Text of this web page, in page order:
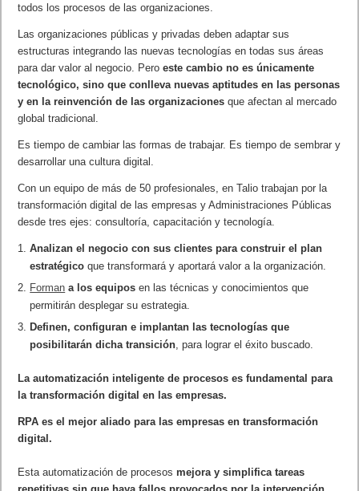
todos los procesos de las organizaciones.
Las organizaciones públicas y privadas deben adaptar sus
estructuras integrando las nuevas tecnologías en todas sus áreas
para dar valor al negocio. Peroeste cambio no es únicamente
tecnológico, sino que conlleva nuevas aptitudes en las personas
y en la reinvención de las organizaciones que afectan al mercado
global tradicional.
Es tiempo de cambiar las formas de trabajar. Es tiempo de sembrar y
desarrollar una cultura digital.
Con un equipo de más de 50 profesionales, en Talio trabajan por la
transformación digital de las empresas y Administraciones Públicas
desde tres ejes: consultoría, capacitación y tecnología.
Analizan el negocio con sus clientes para construir el plan
estratégico que transformará y aportará valor a la organización.
Forman a los equipos en las técnicas y conocimientos que
permitirán desplegar su estrategia.
Definen, configuran e implantan las tecnologías que
posibilitarán dicha transición , para lograr el éxito buscado.
La automatización inteligente de procesos es fundamental para
la transformación digital en las empresas.
RPA es el mejor aliado para las empresas en transformación
digital.
Esta automatización de procesosmejora y simplifica tareas